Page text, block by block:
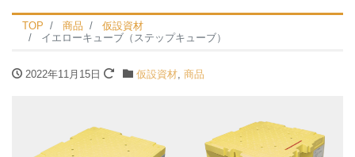
TOP 商品
仮設資材
イエローキューブ（ステップキューブ）
2022年11月15日 仮設資材, 商品